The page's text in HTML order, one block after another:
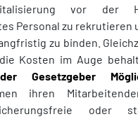
vor der
Personal zu rekrutieren
zu binden.
Kosten im Auge
Gesetzgeber
ihren
oder